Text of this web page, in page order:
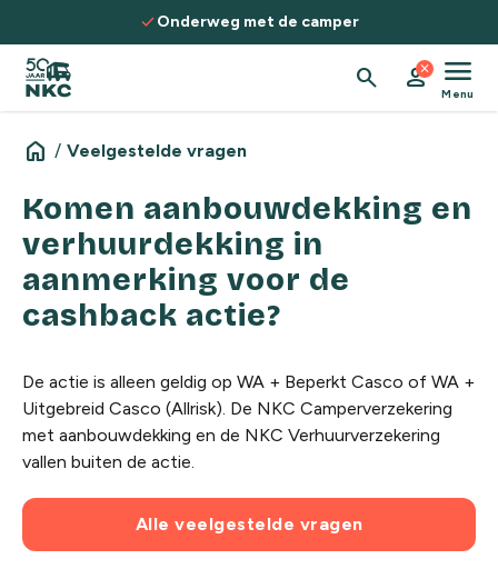
Spring naar de inhoud
checkOnderweg met de camper
search person
close menu
Menu
home / Veelgestelde vragen
Komen aanbouwdekking en
verhuurdekking in
aanmerking voor de
cashback actie?
De actie is alleen geldig op WA + Beperkt Casco of WA +
Uitgebreid Casco (Allrisk). De NKC Camperverzekering
met aanbouwdekking en de NKC Verhuurverzekering
vallen buiten de actie.
Alle veelgestelde vragen